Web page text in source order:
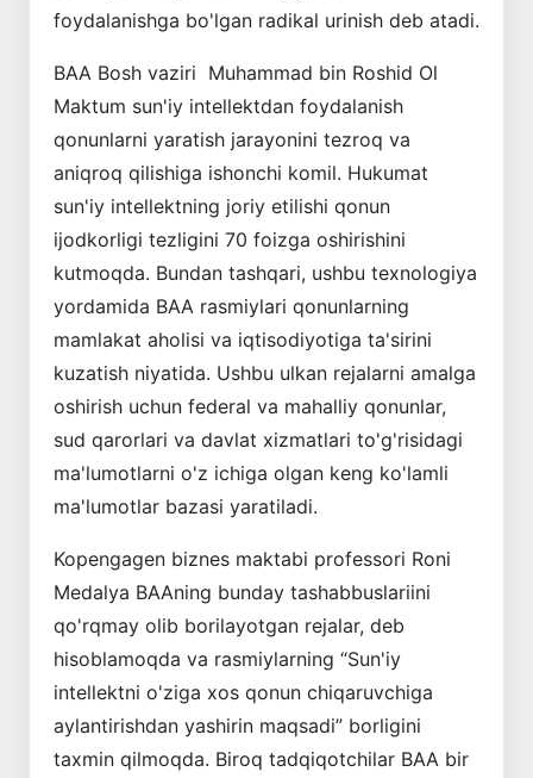
foydalanishga bo'lgan radikal urinish deb atadi.
BAA Bosh vaziri Muhammad bin Roshid Ol
Maktum sun'iy intellektdan foydalanish
qonunlarni yaratish jarayonini tezroq va
aniqroq qilishiga ishonchi komil. Hukumat
sun'iy intellektning joriy etilishi qonun
ijodkorligi tezligini 70 foizga oshirishini
kutmoqda. Bundan tashqari, ushbu texnologiya
yordamida BAA rasmiylari qonunlarning
mamlakat aholisi va iqtisodiyotiga ta'sirini
kuzatish niyatida. Ushbu ulkan rejalarni amalga
oshirish uchun federal va mahalliy qonunlar,
sud qarorlari va davlat xizmatlari to'g'risidagi
ma'lumotlarni o'z ichiga olgan keng ko'lamli
ma'lumotlar bazasi yaratiladi.
Kopengagen biznes maktabi professori Roni
Medalya BAAning bunday tashabbuslariini
qo'rqmay olib borilayotgan rejalar, deb
hisoblamoqda va rasmiylarning “Sun'iy
intellektni o'ziga xos qonun chiqaruvchiga
aylantirishdan yashirin maqsadi” borligini
taxmin qilmoqda. Biroq tadqiqotchilar BAA bir